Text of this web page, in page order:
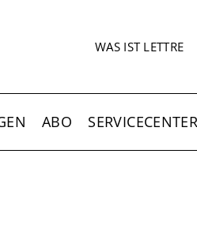
WAS IST LETTRE
ABO SERVICECENTER